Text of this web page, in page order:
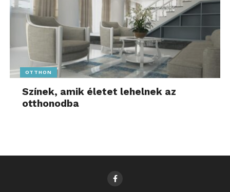
OTTHON
Színek, amik életet lehelnek az
otthonodba